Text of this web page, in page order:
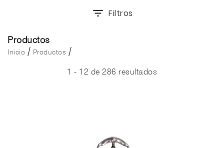
Filtros
Productos
Inicio / Productos /
1 - 12 de 286 resultados